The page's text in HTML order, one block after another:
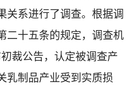
关系进行了调查。根据调
二十五条的规定，调查机
裁公告，认定被调查产
乳制品产业受到实质损